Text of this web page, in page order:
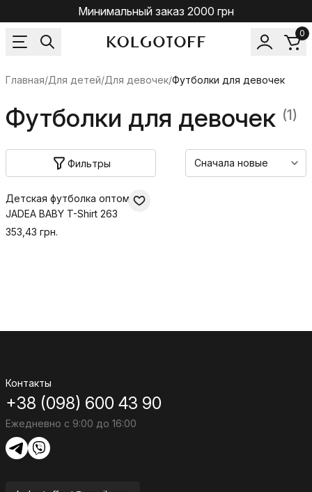
Минимальный заказ 2000 грн
0
Главная/Для детей/Для девочек/Футболки для девочек
Футболки для девочек (1)
Фильтры
Детская футболка оптом
JADEA BABY T-Shirt 263
353,43 грн.
Контакты
+38 (098) 600 43 90
Ежедневно с 9:00 до 16:00